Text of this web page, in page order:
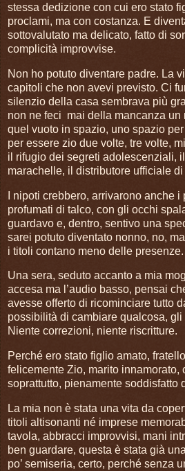
stessa dedizione con cui ero stato
proclami, ma con costanza. E
sottovalutato ma delicato, fatto di
complicità improvvise.
Non ho potuto diventare padre. La
capitoli che non avevi previsto. Ci
silenzio della casa sembrava più
non ne feci mai della mancanza un
quel vuoto in spazio, uno spazio
per essere zio due volte, tre volte,
il rifugio dei segreti adolescenziali,
marachelle, il distributore ufficiale
I nipoti crebbero, arrivarono anche
profumati di talco, con gli occhi
guardavo e, dentro, sentivo una
sarei potuto diventato nonno, no,
i titoli contano meno delle presenze.
Una sera, seduto accanto a mia
accesa ma l’audio basso, pensai
avesse offerto di ricominciare tutto
possibilità di cambiare qualcosa,
Niente correzioni, niente riscritture.
Perché ero stato figlio amato,
felicemente Zio, marito innamorato,
soprattutto, pienamente soddisfatto
La mia non è stata una vita da
titoli altisonanti né imprese
tavola, abbracci improvvisi, mani
ben guardare, questa è stata già
po’ semiseria, certo, perché senza